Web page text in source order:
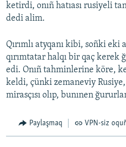
ketirdi, onıñ hatıası rusiyeli
dedi alim.
Qırımlı atyqanı kibi, soñki eki
qırımtatar halqı bir qaç kerek
edi. Onıñ tahminlerine köre,
keldi, çünki zemaneviy
mirasçısı olıp, bunınen
Paylaşmaq VPN-siz